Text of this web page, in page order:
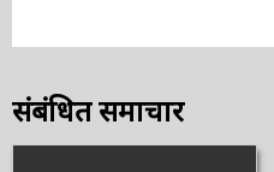
महामंदी के बाद देखेगी सबसे